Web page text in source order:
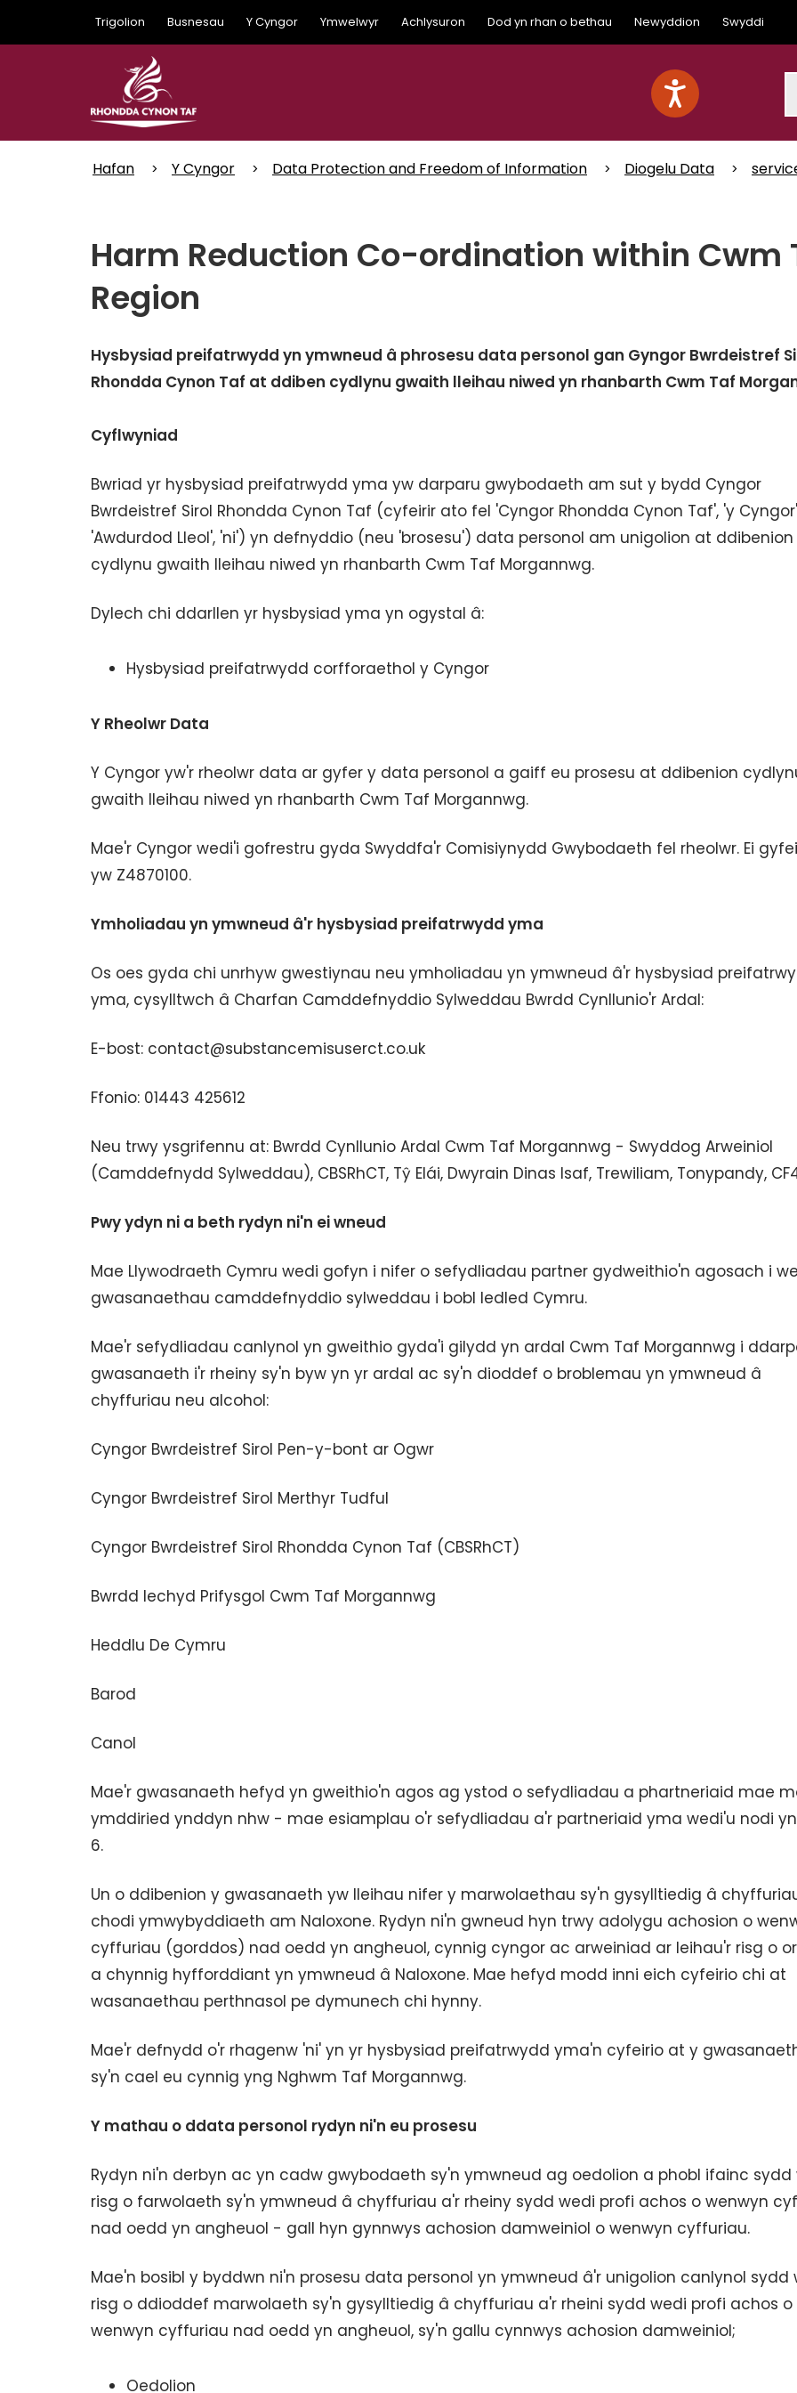
main
Trigolion Busnesau Y Cyngor Ymwelwyr Achlysuron Dod yn rhan o bethau Newyddion Swyddi
Hafan Y Cyngor Data Protection and Freedom of Information Diogelu Data
Harm Reduction Co-ordination within Cwm
Region
Hysbysiad preifatrwydd yn ymwneud â phrosesu data personol gan Gyngor Bwrdeistref
Rhondda Cynon Taf at ddiben cydlynu gwaith lleihau niwed yn rhanbarth Cwm Taf
Cyflwyniad
Bwriad yr hysbysiad preifatrwydd yma yw darparu gwybodaeth am sut y bydd Cyngor
Bwrdeistref Sirol Rhondda Cynon Taf (cyfeirir ato fel 'Cyngor Rhondda Cynon Taf', 'y
'Awdurdod Lleol', 'ni') yn defnyddio (neu 'brosesu') data personol am unigolion at ddibenion
cydlynu gwaith lleihau niwed yn rhanbarth Cwm Taf Morgannwg.
Dylech chi ddarllen yr hysbysiad yma yn ogystal â:
Hysbysiad preifatrwydd corfforaethol y Cyngor
Y Rheolwr Data
Y Cyngor yw'r rheolwr data ar gyfer y data personol a gaiff eu prosesu at ddibenion
gwaith lleihau niwed yn rhanbarth Cwm Taf Morgannwg.
Mae'r Cyngor wedi'i gofrestru gyda Swyddfa'r Comisiynydd Gwybodaeth fel rheolwr. Ei
yw Z4870100.
Ymholiadau yn ymwneud â'r hysbysiad preifatrwydd yma
Os oes gyda chi unrhyw gwestiynau neu ymholiadau yn ymwneud â'r hysbysiad
yma, cysylltwch â Charfan Camddefnyddio Sylweddau Bwrdd Cynllunio'r Ardal:
E-bost: contact@substancemisuserct.co.uk
Ffonio: 01443 425612
Neu trwy ysgrifennu at: Bwrdd Cynllunio Ardal Cwm Taf Morgannwg - Swyddog Arweiniol
(Camddefnydd Sylweddau), CBSRhCT, Tŷ Elái, Dwyrain Dinas Isaf, Trewiliam, Tonypandy,
Pwy ydyn ni a beth rydyn ni'n ei wneud
Mae Llywodraeth Cymru wedi gofyn i nifer o sefydliadau partner gydweithio'n agosach i
gwasanaethau camddefnyddio sylweddau i bobl ledled Cymru.
Mae'r sefydliadau canlynol yn gweithio gyda'i gilydd yn ardal Cwm Taf Morgannwg i
gwasanaeth i'r rheiny sy'n byw yn yr ardal ac sy'n dioddef o broblemau yn ymwneud â
chyffuriau neu alcohol:
Cyngor Bwrdeistref Sirol Pen-y-bont ar Ogwr
Cyngor Bwrdeistref Sirol Merthyr Tudful
Cyngor Bwrdeistref Sirol Rhondda Cynon Taf (CBSRhCT)
Bwrdd Iechyd Prifysgol Cwm Taf Morgannwg
Heddlu De Cymru
Barod
Canol
Mae'r gwasanaeth hefyd yn gweithio'n agos ag ystod o sefydliadau a phartneriaid mae
ymddiried ynddyn nhw - mae esiamplau o'r sefydliadau a'r partneriaid yma wedi'u nodi
6.
Un o ddibenion y gwasanaeth yw lleihau nifer y marwolaethau sy'n gysylltiedig â
chodi ymwybyddiaeth am Naloxone. Rydyn ni'n gwneud hyn trwy adolygu achosion o
cyffuriau (gorddos) nad oedd yn angheuol, cynnig cyngor ac arweiniad ar leihau'r risg o
a chynnig hyfforddiant yn ymwneud â Naloxone. Mae hefyd modd inni eich cyfeirio chi at
wasanaethau perthnasol pe dymunech chi hynny.
Mae'r defnydd o'r rhagenw 'ni' yn yr hysbysiad preifatrwydd yma'n cyfeirio at y
sy'n cael eu cynnig yng Nghwm Taf Morgannwg.
Y mathau o ddata personol rydyn ni'n eu prosesu
Rydyn ni'n derbyn ac yn cadw gwybodaeth sy'n ymwneud ag oedolion a phobl ifainc sydd
risg o farwolaeth sy'n ymwneud â chyffuriau a'r rheiny sydd wedi profi achos o wenwyn
nad oedd yn angheuol - gall hyn gynnwys achosion damweiniol o wenwyn cyffuriau.
Mae'n bosibl y byddwn ni'n prosesu data personol yn ymwneud â'r unigolion canlynol sydd
risg o ddioddef marwolaeth sy'n gysylltiedig â chyffuriau a'r rheini sydd wedi profi achos o
wenwyn cyffuriau nad oedd yn angheuol, sy'n gallu cynnwys achosion damweiniol;
Oedolion